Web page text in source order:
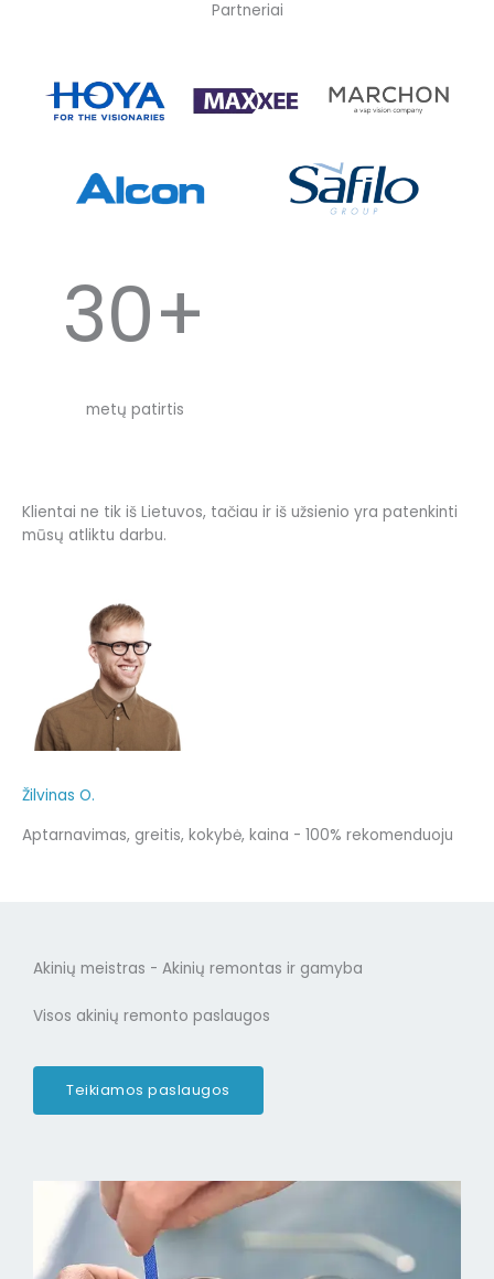
Partneriai
30+
metų patirtis
Klientai ne tik iš Lietuvos, tačiau ir iš užsienio yra patenkinti
mūsų atliktu darbu.
Žilvinas O.
Aptarnavimas, greitis, kokybė, kaina - 100% rekomenduoju
Akinių meistras - Akinių remontas ir gamyba
Visos akinių remonto paslaugos
Teikiamos paslaugos